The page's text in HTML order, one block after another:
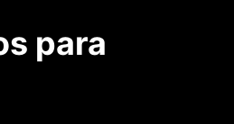
para
para